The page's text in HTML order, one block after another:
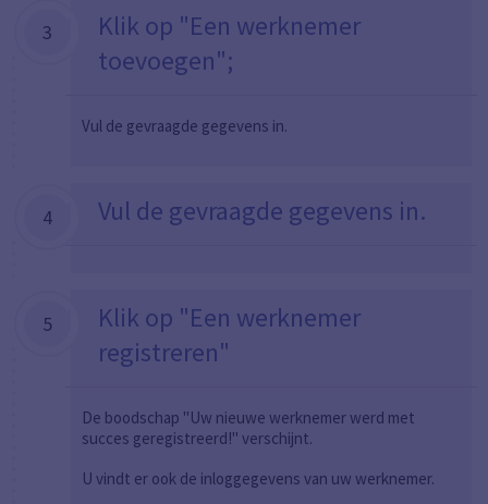
3
Klik op "Een werknemer
toevoegen";
Vul de gevraagde gegevens in.
4 Vul de gevraagde gegevens in.
5
Klik op "Een werknemer
registreren"
De boodschap "Uw nieuwe werknemer werd met
succes geregistreerd!" verschijnt.
U vindt er ook de inloggegevens van uw werknemer.